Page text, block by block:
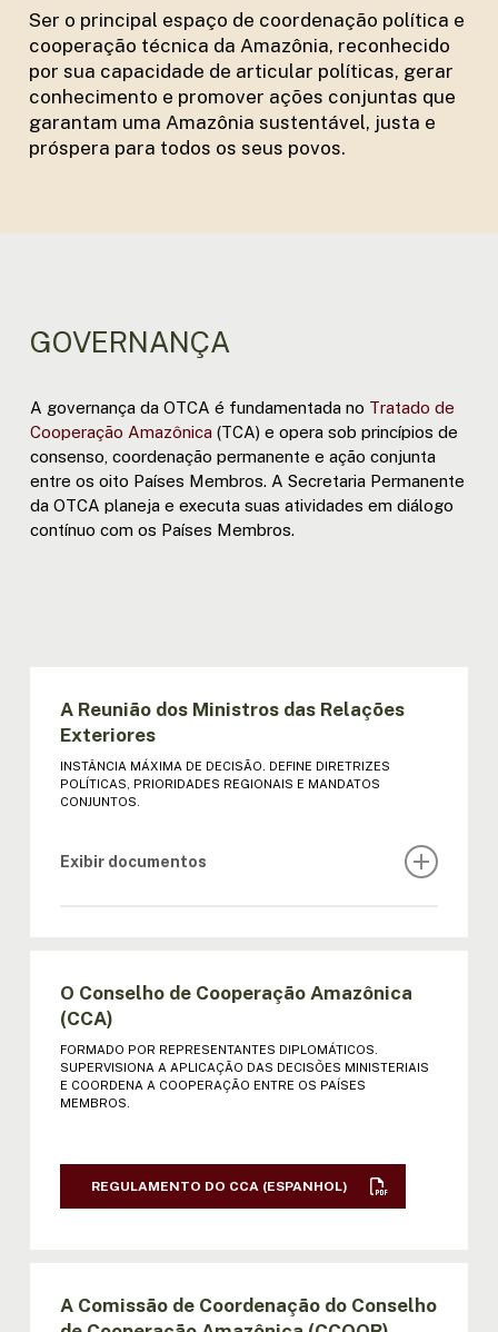
Ser o principal espaço de coordenação política e
cooperação técnica da Amazônia, reconhecido
por sua capacidade de articular políticas, gerar
conhecimento e promover ações conjuntas que
garantam uma Amazônia sustentável, justa e
próspera para todos os seus povos.
GOVERNANÇA
A governança da OTCA é fundamentada no Tratado de
Cooperação Amazônica (TCA) e opera sob princípios de
consenso, coordenação permanente e ação conjunta
entre os oito Países Membros. A Secretaria Permanente
da OTCA planeja e executa suas atividades em diálogo
contínuo com os Países Membros.
A Reunião dos Ministros das Relações
Exteriores
INSTÂNCIA MÁXIMA DE DECISÃO. DEFINE DIRETRIZES
POLÍTICAS, PRIORIDADES REGIONAIS E MANDATOS
CONJUNTOS.
Exibir documentos
I REUNIÃO DE MINISTROS (ESPANHOL)
II REUNIÃO DE MINISTROS: ATA |
DECLARAÇÃO (ESPANHOL)
DECLARAÇÃO (ESPANHOL)
V REUNIÃO DE MINISTROS: ATA |
DECLARAÇÃO | RESOL. (ESPANHOL)
O Conselho de Cooperação Amazônica
(CCA)
FORMADO POR REPRESENTANTES DIPLOMÁTICOS.
SUPERVISIONA A APLICAÇÃO DAS DECISÕES MINISTERIAIS
E COORDENA A COOPERAÇÃO ENTRE OS PAÍSES
MEMBROS.
REGULAMENTO DO CCA (ESPANHOL)
A Comissão de Coordenação do Conselho